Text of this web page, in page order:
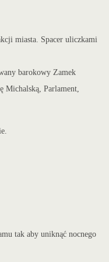
miasta. Spacer uliczkami
barokowy Zamek
Michalską, Parlament,
tak aby uniknąć nocnego